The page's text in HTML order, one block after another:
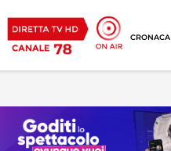
CRONACA